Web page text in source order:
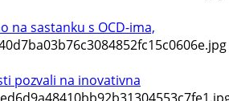
na sastanku s OCD-ima,
pozvali na inovativna